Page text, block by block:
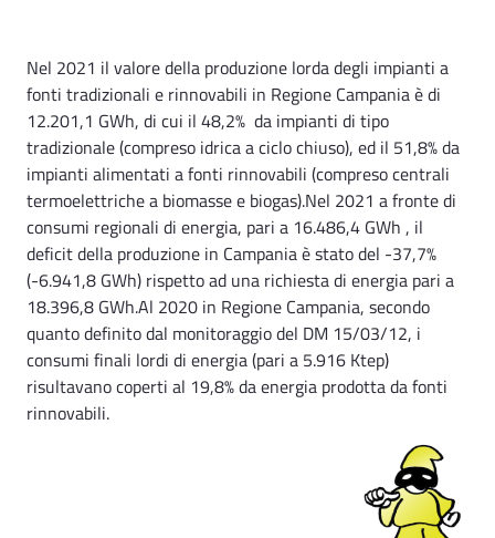
Nel 2021 il valore della produzione lorda degli impianti a
fonti tradizionali e rinnovabili in Regione Campania è di
12.201,1 GWh, di cui il 48,2% da impianti di tipo
tradizionale (compreso idrica a ciclo chiuso), ed il 51,8% da
impianti alimentati a fonti rinnovabili (compreso centrali
termoelettriche a biomasse e biogas).Nel 2021 a fronte di
consumi regionali di energia, pari a 16.486,4 GWh , il
deficit della produzione in Campania è stato del -37,7%
(-6.941,8 GWh) rispetto ad una richiesta di energia pari a
18.396,8 GWh.Al 2020 in Regione Campania, secondo
quanto definito dal monitoraggio del DM 15/03/12, i
consumi finali lordi di energia (pari a 5.916 Ktep)
risultavano coperti al 19,8% da energia prodotta da fonti
rinnovabili.